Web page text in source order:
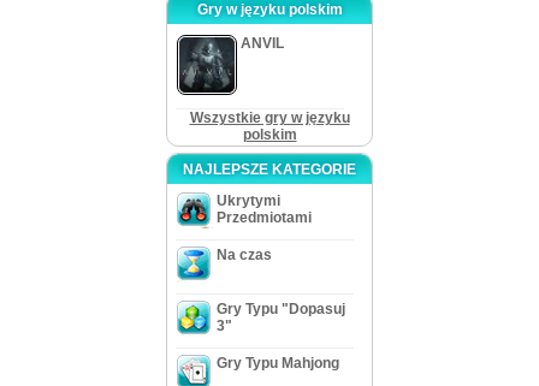
Gry w języku polskim
ANVIL
Wszystkie gry w języku
polskim
NAJLEPSZE KATEGORIE
Ukrytymi
Przedmiotami
Na czas
Gry Typu "Dopasuj
3"
Gry Typu Mahjong